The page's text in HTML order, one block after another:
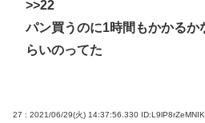
>>22
パン買うのに1時間もかかるか
らいのってた
27 : 2021/06/29(火) 14:37:56.330